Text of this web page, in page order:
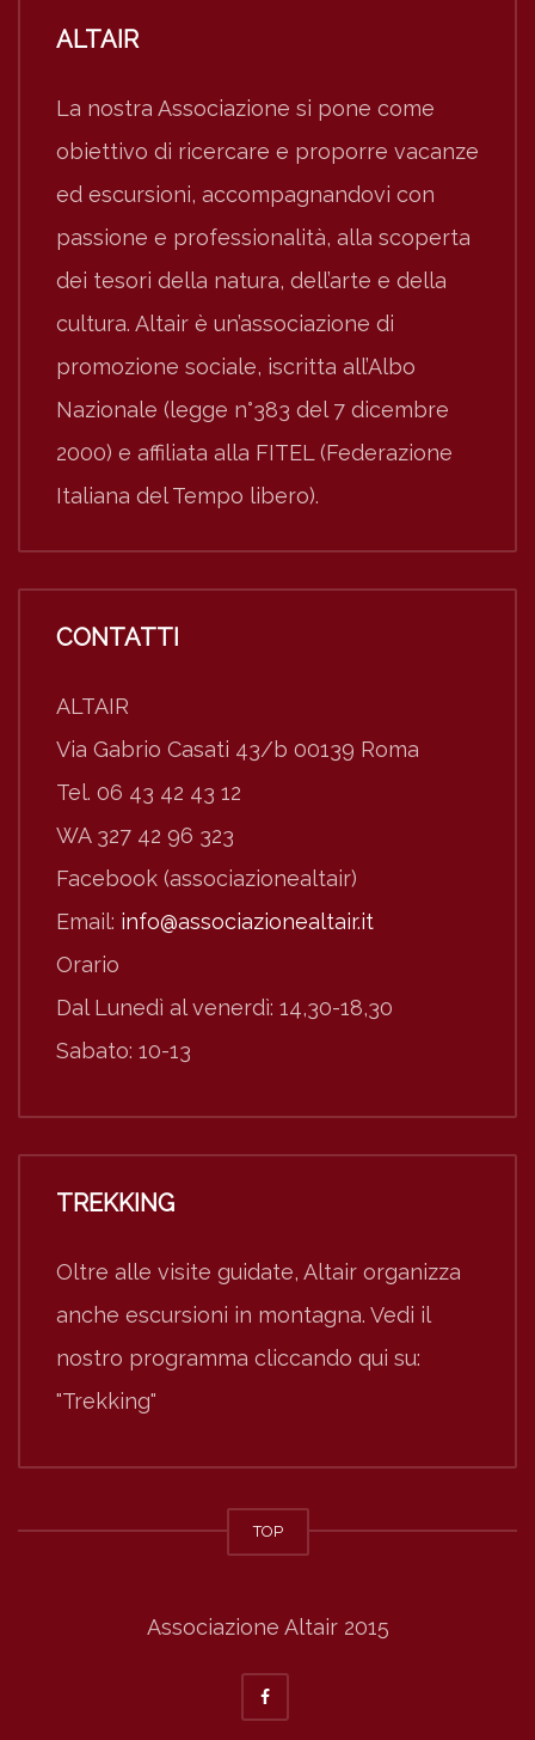
ALTAIR
La nostra Associazione si pone come
obiettivo di ricercare e proporre vacanze
ed escursioni, accompagnandovi con
passione e professionalità, alla scoperta
dei tesori della natura, dell’arte e della
cultura. Altair è un’associazione di
promozione sociale, iscritta all’Albo
Nazionale (legge n°383 del 7 dicembre
2000) e affiliata alla FITEL (Federazione
Italiana del Tempo libero).
CONTATTI
ALTAIR
Via Gabrio Casati 43/b 00139 Roma
Tel. 06 43 42 43 12
WA 327 42 96 323
Facebook (associazionealtair)
Email: info@associazionealtair.it
Orario
Dal Lunedì al venerdì: 14,30-18,30
Sabato: 10-13
TREKKING
Oltre alle visite guidate, Altair organizza
anche escursioni in montagna. Vedi il
nostro programma cliccando qui su:
"Trekking"
TOP
Associazione Altair 2015